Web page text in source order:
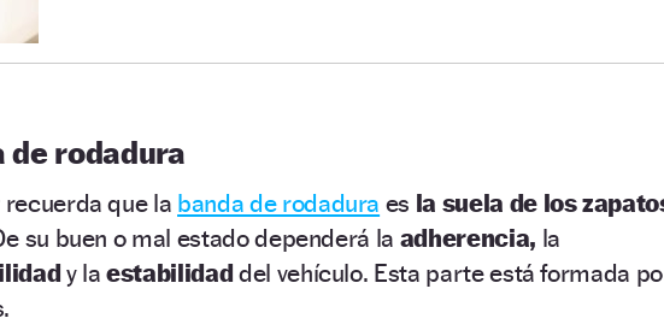
de rodadura
que la banda de rodadura es la suela de los
su buen o mal estado dependerá la adherencia, la
y laestabilidaddel vehículo. Esta parte está formada